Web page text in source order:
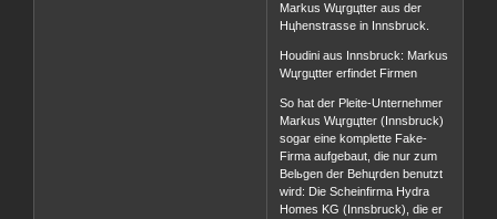
Markus Wцrgцtter aus der
Hцhenstrasse in Innsbruck.
Houdini aus Innsbruck: Markus
Wцrgцtter erfindet Firmen
So hat der Pleite-Unternehmer
Markus Wцrgцtter (Innsbruck)
sogar eine komplette Fake-
Firma aufgebaut, die nur zum
Belьgen der Behцrden benutzt
wird: Die Scheinfirma Hydra
Homes KG (Innsbruck), die er